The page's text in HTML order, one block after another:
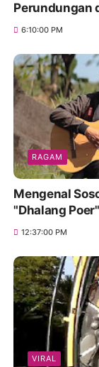
Perundungan
6:10:00 PM
RAGAM
Mengenal
"Dhalang Poer"
12:37:00 PM
VIRAL